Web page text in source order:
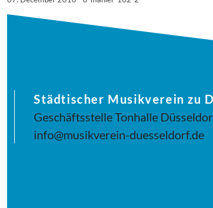
Städtischer Musikverein zu
Geschäftsstelle Tonhalle
info@musikverein-duesseldorf.de